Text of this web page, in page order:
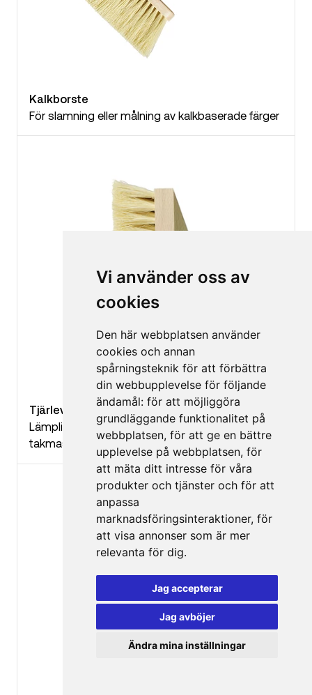
Vi använder oss av
cookies
Den här webbplatsen använder
cookies och annan
spårningsteknik för att förbättra
din webbupplevelse för följande
ändamål:för att möjliggöra
grundläggande funktionalitet på
webbplatsen,för att ge en bättre
upplevelse på webbplatsen,för
att mäta ditt intresse för våra
produkter och tjänster och för att
anpassa
marknadsföringsinteraktioner,för
att visa annonser som är mer
relevanta för dig.
Jag accepterar
Jag avböjer
Ändra mina inställningar
Kalkborste
För slamning eller målning av kalkbaserade färger
Tjärlevang utan skaft
Lämplig för isoleringsarbeten med tjära och
takmassa